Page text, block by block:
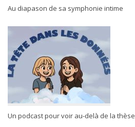
Au diapason de sa symphonie intime
Un podcast pour voir au-delà de la thèse